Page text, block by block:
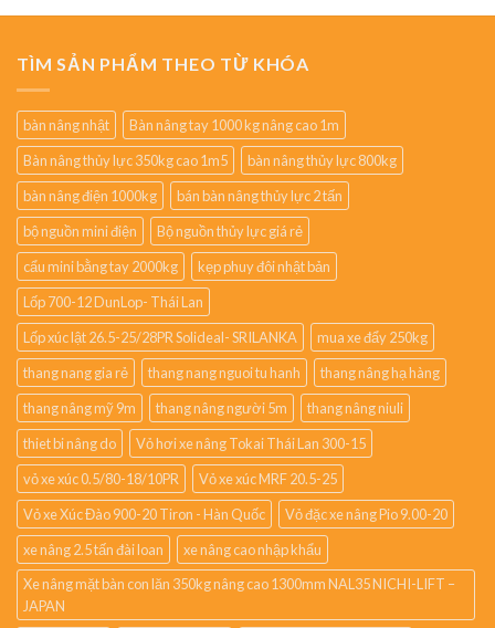
TÌM SẢN PHẨM THEO TỪ KHÓA
bàn nâng nhật
Bàn nâng tay 1000 kg nâng cao 1m
Bàn nâng thủy lực 350kg cao 1m5
bàn nâng thủy lực 800kg
bàn nâng điện 1000kg
bán bàn nâng thủy lực 2 tấn
bộ nguồn mini điện
Bộ nguồn thủy lực giá rẻ
cẩu mini bằng tay 2000kg
kẹp phuy đôi nhật bản
Lốp 700-12 DunLop- Thái Lan
Lốp xúc lật 26.5-25/28PR Solideal- SRILANKA
mua xe đẩy 250kg
thang nang gia rẻ
thang nang nguoi tu hanh
thang nâng hạ hàng
thang nâng mỹ 9m
thang nâng người 5m
thang nâng niuli
thiet bi nâng do
Vỏ hơi xe nâng Tokai Thái Lan 300-15
vỏ xe xúc 0.5/80-18/10PR
Vỏ xe xúc MRF 20.5-25
Vỏ xe Xúc Đào 900-20 Tiron - Hàn Quốc
Vỏ đặc xe nâng Pio 9.00-20
xe nâng 2.5 tấn đài loan
xe nâng cao nhập khẩu
Xe nâng mặt bàn con lăn 350kg nâng cao 1300mm NAL35 NICHI-LIFT –
JAPAN